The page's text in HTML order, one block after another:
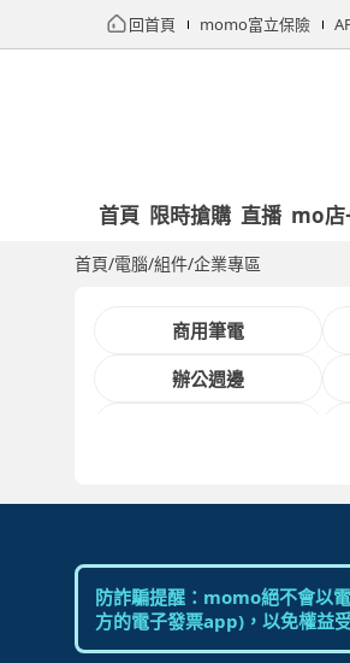
回首頁 momo富立保險
首頁 限時搶購 直播 mo店
首頁/電腦/組件/企業專區
商用筆電
辦公週邊
防詐騙提醒：momo絕不會以
方的電子發票app)，以免權益